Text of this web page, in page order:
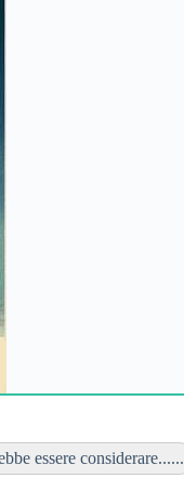
essere considerare......